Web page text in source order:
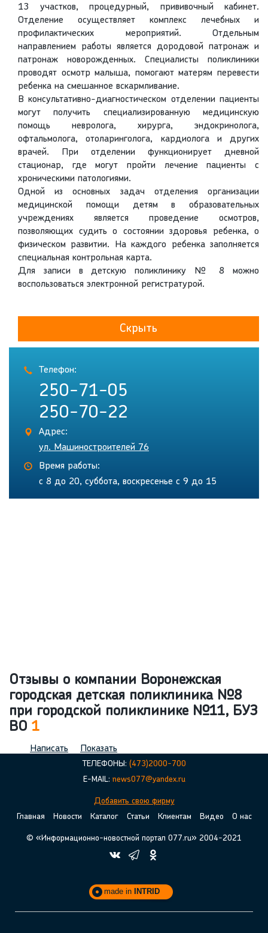
13 участков, процедурный, прививочный кабинет.
Отделение осуществляет комплекс лечебных и
профилактических мероприятий. Отдельным
направлением работы является дородовой патронаж и
патронаж новорожденных. Специалисты поликлиники
проводят осмотр малыша, помогают матерям перевести
ребенка на смешанное вскармливание.
В консультативно-диагностическом отделении пациенты
могут получить специализированную медицинскую
помощь невролога, хирурга, эндокринолога,
офтальмолога, отоларинголога, кардиолога и других
врачей. При отделении функционирует дневной
стационар, где могут пройти лечение пациенты с
хроническими патологиями.
Одной из основных задач отделения организации
медицинской помощи детям в образовательных
учреждениях является проведение осмотров,
позволяющих судить о состоянии здоровья ребенка, о
физическом развитии. На каждого ребенка заполняется
специальная контрольная карта.
Для записи в детскую поликлинику № 8 можно
воспользоваться электронной регистратурой.
Скрыть
Телефон:
250-71-05
250-70-22
Адрес:
ул. Машиностроителей 76
Время работы:
с 8 до 20, суббота, воскресенье с 9 до 15
Отзывы о компании Воронежская
городская детская поликлиника №8
при городской поликлинике №11, БУЗ
ВО 1
Написать Показать
ТЕЛЕФОНЫ: (473)2000-700
E-MAIL: news077@yandex.ru
Добавить свою фирму
Главная
Новости Каталог Статьи Клиентам Видео О нас
© «Информационно-новостной портал 077.ru» 2004-2021
made in INTRID